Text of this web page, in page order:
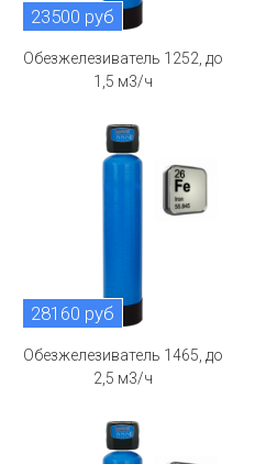
23500 руб
Обезжелезиватель 1252, до
1,5 м3/ч
28160 руб
Обезжелезиватель 1465, до
2,5 м3/ч